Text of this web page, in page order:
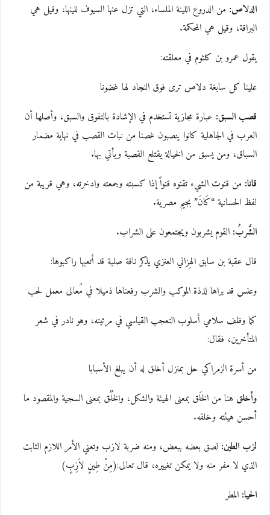
الدلاص: من الدروع اللينة الملساء، التي تزل عنها السيوف للينها، وقيل هي
البراقة، وقيل هي المحكمة.
يقول عمرو بن كلثوم في معلقته:
علينا كل سابغة دلاص ترى فوق النجاد لها غضونا
قصب السبق: عبارة مجازية تستخدم في الإشادة بالتفوق والسبق، وأصلها أن
العرب في الجاهلية كانوا ينصبون غصنا من نبات القصب في نهاية مضمار
السباق، ومن يسبق من الخيالة يقتلع القصبة ويأتي بها.
قانا: من قنوت الشيء تقنوه قنواً إذا كسبته وجمعته وادخرته، وهي قريبة من
لفظ الحسانية “كَانَ” بجيم مصرية.
الشَّربُ: القوم يشربون ويجتمعون على الشراب.
قال عقبة بن سابق الهِزاني العنزي يذكر ناقة صلبة قد أتعبها راكبوها:
وعنس قد براها لذذة الموكب والشرب رفعناها ذميلا في مُعالى معمل لحب
كما وظف سلامي أسلوب التعجب القياسي في مرثيته، وهو نادر في شعر
المتأخرين، فقال:
من أسرة الزمراكي حل بمنزل أخلق له أن يبلغ الأسبابا
وأخلق هنا من الخَلق بمعنى الهيئة والشكل، والخُلُق بمعنى السجية والمقصود ما
أحسن هيئته وخلقه.
لزب الطين: لصق بعضه ببعض، ومنه ضربة لازب وتعني الأمر اللازم الثابت
الذي لا مفر منه ولا يمكن تغييره، قال تعالى:(مِنْ طِينٍ لاَزِبٍ)
الحيا: المطر